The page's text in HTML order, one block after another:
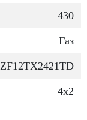
430
Газ
ZF12TX2421TD
4х2